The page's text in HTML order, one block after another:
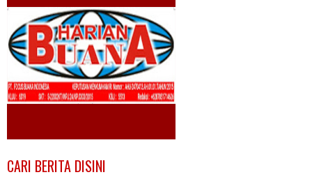
CARI BERITA DISINI